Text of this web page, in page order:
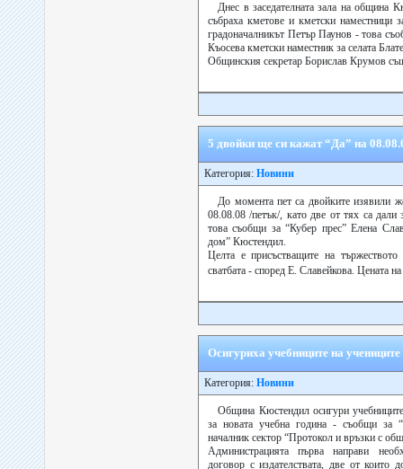
Днес в заседателната зала на община
събраха кметове и кметски наместници
градоначалникът Петър Паунов - това
Къосева кметски наместник за селата
Общинския секретар Борислав Крумов
5 двойки ще си кажат “Да” на
Категория: Новини
До момента пет са двойките изявили
08.08.08 /петък/, като две от тях са
това съобщи за “Кубер прес” Елена
дом” Кюстендил.
Целта е присъстващите на
сватбата - според Е. Славейкова. Цената
Осигуриха учебниците на
Категория: Новини
Община Кюстендил осигури
за новата учебна година - съобщи за
началник сектор “Протокол и връзки с
Администрацията първа направи
договор с издателствата, две от които